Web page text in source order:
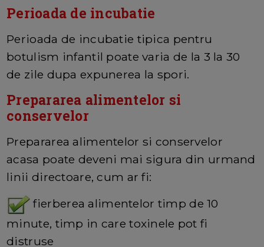
Perioada de incubatie
Perioada de incubatie tipica pentru
botulism infantil poate varia de la 3 la 30
de zile dupa expunerea la spori.
Prepararea alimentelor si
conservelor
Prepararea alimentelor si conservelor
acasa poate deveni mai sigura din urmand
linii directoare, cum ar fi:
fierberea alimentelor timp de 10
minute, timp in care toxinele pot fi
distruse